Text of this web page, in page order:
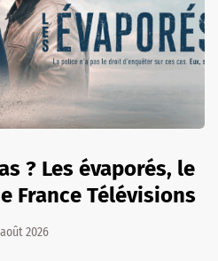
? Les évaporés, le
France Télévisions
2026